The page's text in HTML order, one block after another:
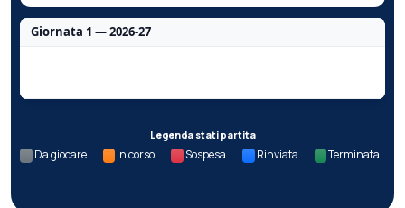
Giornata 1 — 2026-27
Legenda stati partita
Da giocare In corso Sospesa Rinviata Terminata